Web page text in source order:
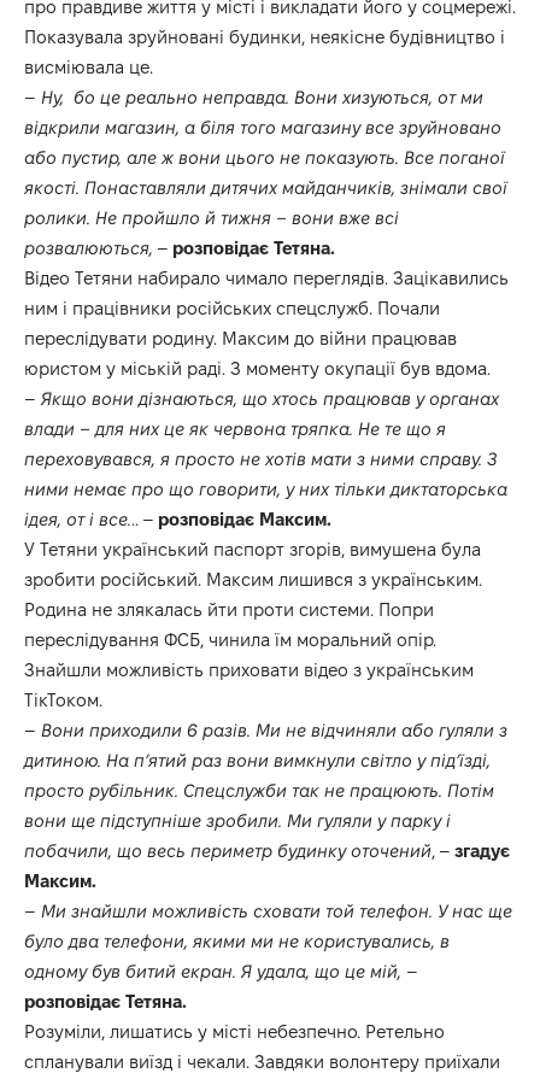
про правдиве життя у місті і викладати його у соцмережі.
Показувала зруйновані будинки, неякісне будівництво і
висміювала це.
– Ну, бо це реально неправда. Вони хизуються, от ми
відкрили магазин, а біля того магазину все зруйновано
або пустир, але ж вони цього не показують. Все поганої
якості. Понаставляли дитячих майданчиків, знімали свої
ролики. Не пройшло й тижня – вони вже всі
розвалюються, – розповідає Тетяна.
Відео Тетяни набирало чимало переглядів. Зацікавились
ним і працівники російських спецслужб. Почали
переслідувати родину. Максим до війни працював
юристом у міській раді. З моменту окупації був вдома.
– Якщо вони дізнаються, що хтось працював у органах
влади – для них це як червона тряпка. Не те що я
переховувався, я просто не хотів мати з ними справу. З
ними немає про що говорити, у них тільки диктаторська
ідея, от і все... – розповідає Максим.
У Тетяни український паспорт згорів, вимушена була
зробити російський. Максим лишився з українським.
Родина не злякалась йти проти системи. Попри
переслідування ФСБ, чинила їм моральний опір.
Знайшли можливість приховати відео з українським
ТікТоком.
– Вони приходили 6 разів. Ми не відчиняли або гуляли з
дитиною. На п’ятий раз вони вимкнули світло у під’їзді,
просто рубільник. Спецслужби так не працюють. Потім
вони ще підступніше зробили. Ми гуляли у парку і
побачили, що весь периметр будинку оточений, – згадує
Максим.
– Ми знайшли можливість сховати той телефон. У нас ще
було два телефони, якими ми не користувались, в
одному був битий екран. Я удала, що це мій, –
розповідає Тетяна.
Розуміли, лишатись у місті небезпечно. Ретельно
спланували виїзд і чекали. Завдяки волонтеру приїхали